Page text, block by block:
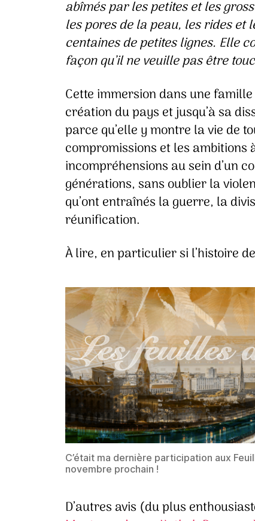
abîmés par les petites et les
les pores de la peau, les rides et
centaines de petites lignes. Elle
façon qu’il ne veuille pas être
Cette immersion dans une
création du pays et jusqu’à sa
parce qu’elle y montre la vie de
compromissions et les
incompréhensions au sein d’un
générations, sans oublier la
qu’ont entraînés la guerre, la
réunification.
À lire, en particulier si l’histoire
C’était ma dernière participation aux
novembre prochain !
D’autres avis (du plus